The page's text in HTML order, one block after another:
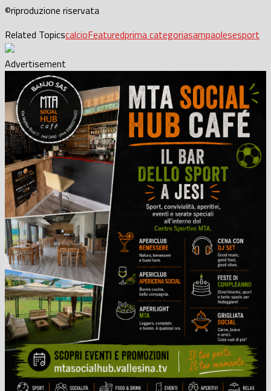
©riproduzione riservata
Related TopicscalcioFeaturedprima categoriasampaolesesport
Advertisement